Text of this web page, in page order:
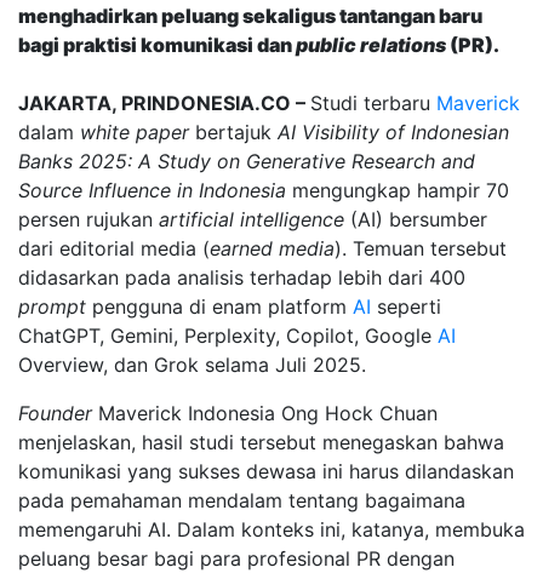
menghadirkan peluang sekaligus tantangan baru
bagi praktisi komunikasi danpublic relations (PR).
JAKARTA, PRINDONESIA.CO – Studi terbaru Maverick
dalam white paperbertajuk AI Visibility of Indonesian
Banks 2025: A Study on Generative Research and
Source Influence in Indonesia mengungkap hampir 70
persen rujukan artificial intelligence (AI) bersumber
dari editorial media (earned media). Temuan tersebut
didasarkan pada analisis terhadap lebih dari 400
prompt pengguna di enam platform AI seperti
ChatGPT, Gemini, Perplexity, Copilot, Google AI
Overview, dan Grok selama Juli 2025.
Founder Maverick Indonesia Ong Hock Chuan
menjelaskan, hasil studi tersebut menegaskan bahwa
komunikasi yang sukses dewasa ini harus dilandaskan
pada pemahaman mendalam tentang bagaimana
memengaruhi AI. Dalam konteks ini, katanya, membuka
peluang besar bagi para profesional PR dengan